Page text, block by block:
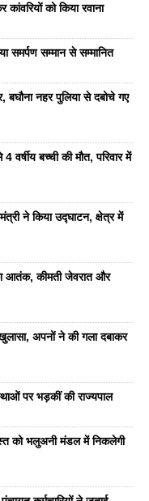
को किया रवाना
समर्पण सम्मान से सम्मानित
बघौना नहर पुलिया से दबोचे गए
बच्ची की मौत, परिवार में
ने किया उद्घाटन, क्षेत्र में
आतंक, कीमती जेवरात और
अपनों ने की गला दबाकर
पर भड़कीं की राज्यपाल
को भलुअनी मंडल में निकलेगी